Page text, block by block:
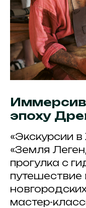
эпоху
«Экскурсии
«Земля
прогулка с
путешествие
мастер-